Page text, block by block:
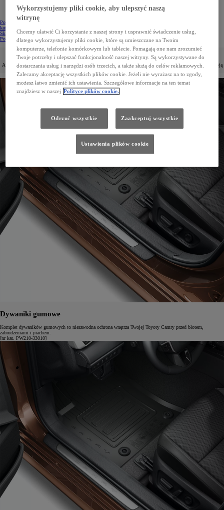
Pobierz
katalog
Skontaktuj się z Dilerem
Pobierz katalog(Opens in new window)
OCHRONA
Akcesoria ochronne pozwolą Ci cieszyć się komfortowym użytkowaniem auta na co dzień i zabezpieczą Twoją
Toyotę Camry przed uszkodzeniami i zabrudzeniami.
Dywaniki gumowe
Komplet dywaników gumowych to niezawodna ochrona wnętrza Twojej Toyoty Camry przed błotem,
zabrudzeniami i piachem.
[nr kat. PW210-33010]
Wykorzystujemy pliki cookie, aby ulepszyć naszą
witrynę
Chcemy ułatwić Ci korzystanie z naszej strony i usprawnić świadczenie usług,
dlatego wykorzystujemy pliki cookie, które są umieszczane na Twoim
komputerze, telefonie komórkowym lub tablecie. Pomagają one nam zrozumieć
Twoje potrzeby i ulepszać funkcjonalność naszej witryny. Są wykorzystywane do
dostarczania usług i narzędzi osób trzecich, a także służą do celów reklamowych.
Zalecamy akceptację wszystkich plików cookie. Jeżeli nie wyrażasz na to zgody,
możesz łatwo zmienić ich ustawienia. Szczegółowe informacje na ten temat
znajdziesz w naszej Polityce plików cookie.
Odrzuć wszystkie Zaakceptuj wszystkie
Ustawienia plików cookie